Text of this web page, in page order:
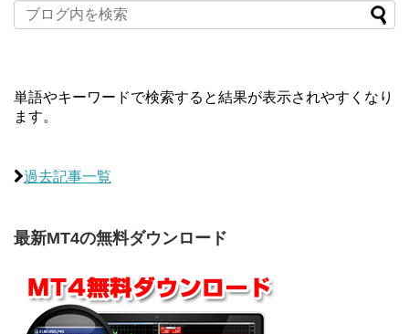
単語やキーワードで検索すると結果が表示されやすくなり
ます。
過去記事一覧
最新MT4の無料ダウンロード